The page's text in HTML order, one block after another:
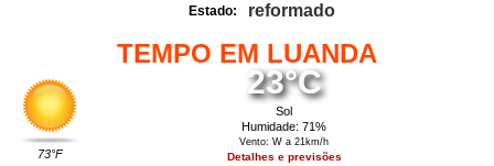
Estado: reformado
TEMPO EM LUANDA
73°F
23°C
Sol
Humidade: 71%
Vento: W a 21km/h
Detalhes e previsões